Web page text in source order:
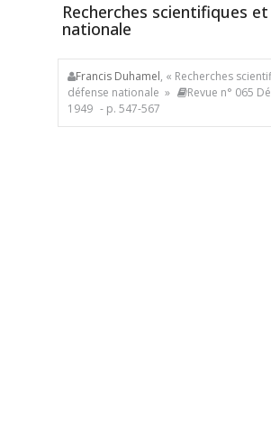
Recherches scientifiques
nationale
Francis Duhamel, « Recherches
défense nationale »
Revue n° 065
1949 - p. 547-567